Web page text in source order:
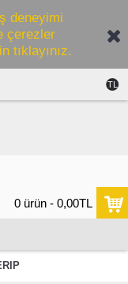
deneyimi
çerezler
tıklayınız.
TL
0 ürün - 0,00TL